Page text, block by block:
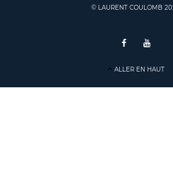
© LAURENT COULOMB
ALLER EN HAUT